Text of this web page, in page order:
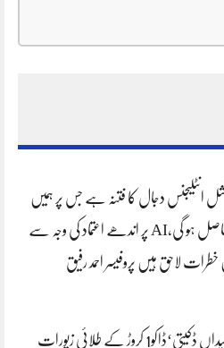
انٹلیجنس دجال کا فتنہ ہے جس پر ہمیں
فتح حاصل ہو گی،AI پر اندھے اعتماد کی وجہ سے
خطرات لاحق ہیں پروفیسر احمد رفیق
کلرسیداں ڈکیتی‘ڈاکو1 کروڑ کے طلائی زیورات